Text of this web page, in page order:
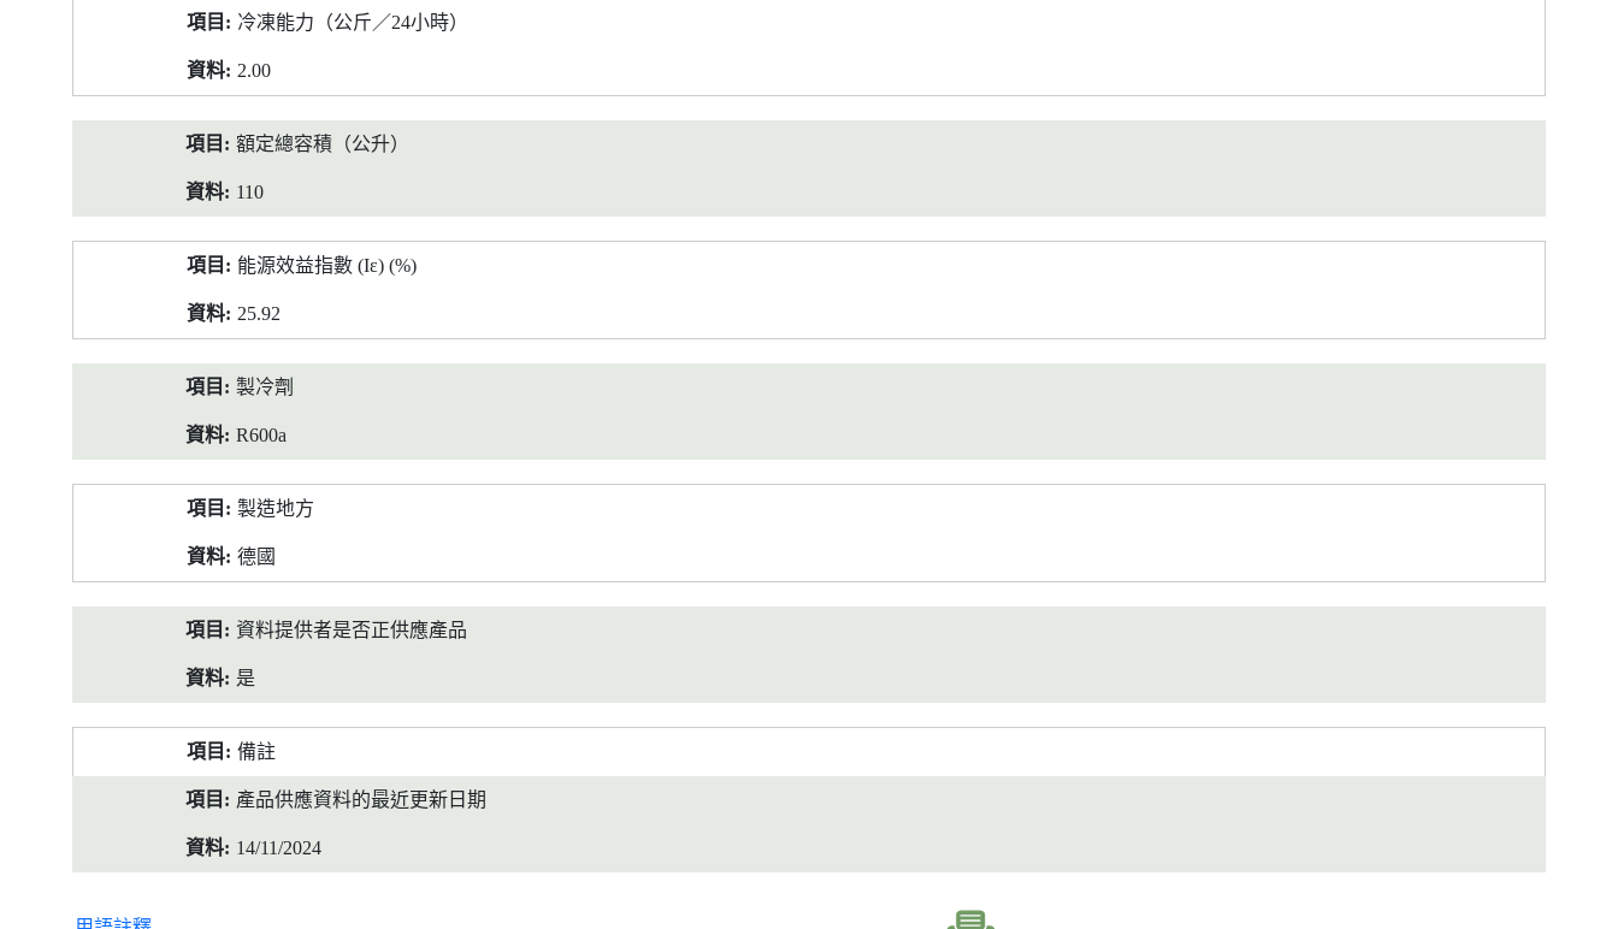
冷凍能力（公斤／24小時）
2.00
額定總容積（公升）
110
能源效益指數 (Iε) (%)
25.92
製冷劑
R600a
製造地方
德國
資料提供者是否正供應產品
是
備註
產品供應資料的最近更新日期
14/11/2024